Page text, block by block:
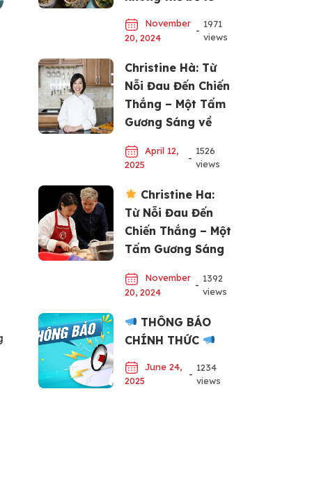
November
20, 2024
-
1971
views
Christine Hà: Từ
Nỗi Đau Đến Chiến
Thắng – Một Tấm
Gương Sáng về
April 12,
2025
-
1526
views
Christine Ha:
Từ Nỗi Đau Đến
Chiến Thắng – Một
Tấm Gương Sáng
Lực
November
20, 2024
-
1392
views
THÔNG BÁO
CHÍNH THỨC
June 24,
2025
-
1234
views